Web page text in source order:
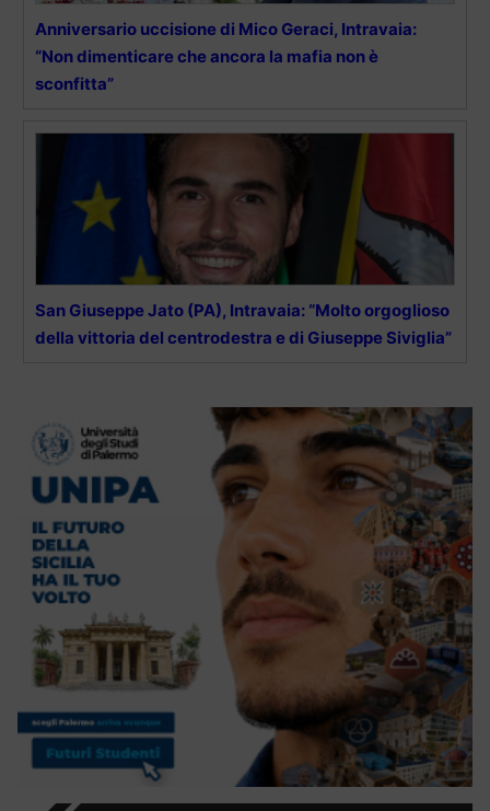
Anniversario uccisione di Mico Geraci, Intravaia:
“Non dimenticare che ancora la mafia non è
sconfitta”
San Giuseppe Jato (PA), Intravaia: “Molto orgoglioso
della vittoria del centrodestra e di Giuseppe Siviglia”